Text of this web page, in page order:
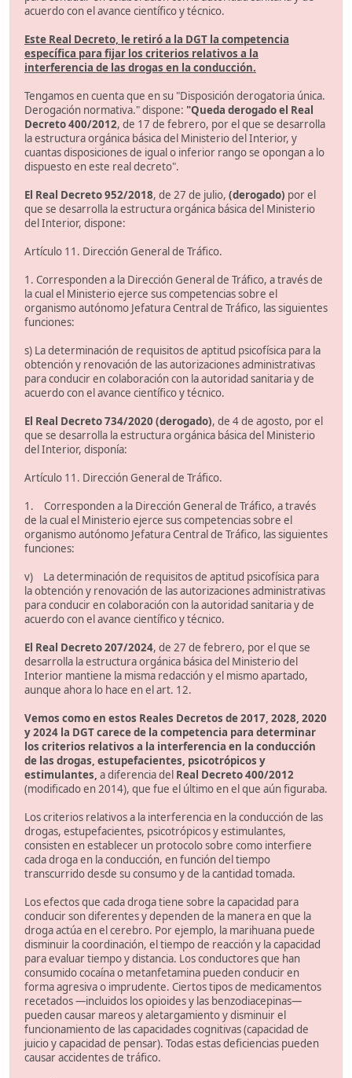
acuerdo con el avance científico y técnico.
Este Real Decreto, le retiró a la DGT la competencia
específica para fijar los criterios relativos a la
interferencia de las drogas en la conducción.
Tengamos en cuenta que en su "Disposición derogatoria única.
Derogación normativa." dispone: "Queda derogado el Real
Decreto 400/2012, de 17 de febrero, por el que se desarrolla
la estructura orgánica básica del Ministerio del Interior, y
cuantas disposiciones de igual o inferior rango se opongan a lo
dispuesto en este real decreto".
El Real Decreto 952/2018, de 27 de julio, (derogado) por el
que se desarrolla la estructura orgánica básica del Ministerio
del Interior, dispone:
Artículo 11. Dirección General de Tráfico.
1. Corresponden a la Dirección General de Tráfico, a través de
la cual el Ministerio ejerce sus competencias sobre el
organismo autónomo Jefatura Central de Tráfico, las siguientes
funciones:
s) La determinación de requisitos de aptitud psicofísica para la
obtención y renovación de las autorizaciones administrativas
para conducir en colaboración con la autoridad sanitaria y de
acuerdo con el avance científico y técnico.
El Real Decreto 734/2020 (derogado), de 4 de agosto, por el
que se desarrolla la estructura orgánica básica del Ministerio
del Interior, disponía:
Artículo 11. Dirección General de Tráfico.
1. Corresponden a la Dirección General de Tráfico, a través
de la cual el Ministerio ejerce sus competencias sobre el
organismo autónomo Jefatura Central de Tráfico, las siguientes
funciones:
v) La determinación de requisitos de aptitud psicofísica para
la obtención y renovación de las autorizaciones administrativas
para conducir en colaboración con la autoridad sanitaria y de
acuerdo con el avance científico y técnico.
El Real Decreto 207/2024, de 27 de febrero, por el que se
desarrolla la estructura orgánica básica del Ministerio del
Interior mantiene la misma redacción y el mismo apartado,
aunque ahora lo hace en el art. 12.
Vemos como en estos Reales Decretos de 2017, 2028, 2020
y 2024 la DGT carece de la competencia para determinar
los criterios relativos a la interferencia en la conducción
de las drogas, estupefacientes, psicotrópicos y
estimulantes, a diferencia del Real Decreto 400/2012
(modificado en 2014), que fue el último en el que aún figuraba.
Los criterios relativos a la interferencia en la conducción de las
drogas, estupefacientes, psicotrópicos y estimulantes,
consisten en establecer un protocolo sobre como interfiere
cada droga en la conducción, en función del tiempo
transcurrido desde su consumo y de la cantidad tomada.
Los efectos que cada droga tiene sobre la capacidad para
conducir son diferentes y dependen de la manera en que la
droga actúa en el cerebro. Por ejemplo, la marihuana puede
disminuir la coordinación, el tiempo de reacción y la capacidad
para evaluar tiempo y distancia. Los conductores que han
consumido cocaína o metanfetamina pueden conducir en
forma agresiva o imprudente. Ciertos tipos de medicamentos
recetados —incluidos los opioides y las benzodiacepinas—
pueden causar mareos y aletargamiento y disminuir el
funcionamiento de las capacidades cognitivas (capacidad de
juicio y capacidad de pensar). Todas estas deficiencias pueden
causar accidentes de tráfico.